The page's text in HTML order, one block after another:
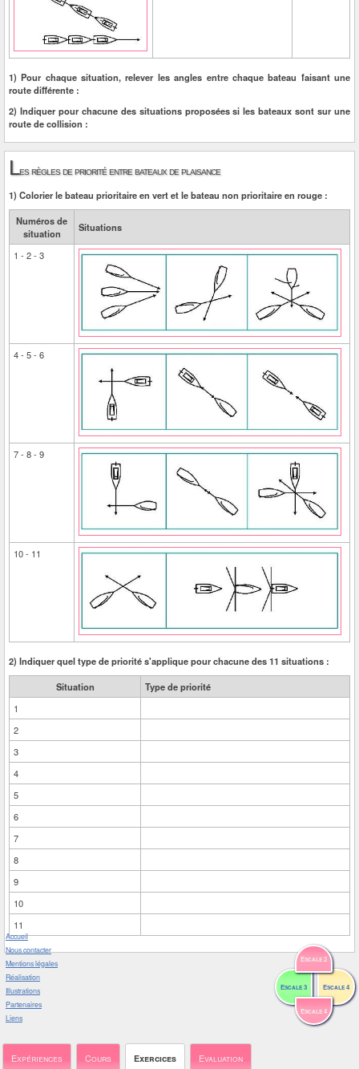
Expériences Cours Exercices Evaluation
Accueil
Nous contacter
Mentions légales
Réalisation
Illustrations
Partenaires
Liens
Escale 4
Escale 3
Escale 4
Escale 2
1) Pour chaque situation, relever les angles entre chaque bateau faisant une
route différente :
2) Indiquer pour chacune des situations proposées si les bateaux sont sur une
route de collision :
Les règles de priorité entre bateaux de plaisance
1) Colorier le bateau prioritaire en vert et le bateau non prioritaire en rouge :
Numéros de
situation
Situations
1 - 2 - 3
4 - 5 - 6
7 - 8 - 9
10 - 11
2) Indiquer quel type de priorité s'applique pour chacune des 11 situations :
Situation
Type de priorité
1
2
3
4
5
6
7
8
9
10
11